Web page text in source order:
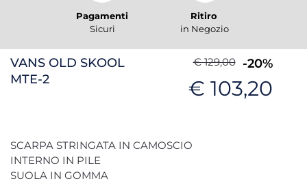
Pagamenti
Sicuri
Ritiro
in Negozio
VANS OLD SKOOL
MTE-2
€ 129,00 -20%
€ 103,20
SCARPA STRINGATA IN CAMOSCIO
INTERNO IN PILE
SUOLA IN GOMMA